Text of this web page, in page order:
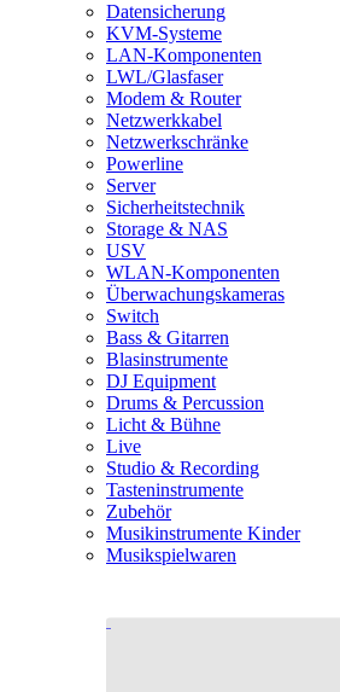
Datensicherung
KVM-Systeme
LAN-Komponenten
LWL/Glasfaser
Modem & Router
Netzwerkkabel
Netzwerkschränke
Powerline
Server
Sicherheitstechnik
Storage & NAS
USV
WLAN-Komponenten
Überwachungskameras
Switch
Bass & Gitarren
Blasinstrumente
DJ Equipment
Drums & Percussion
Licht & Bühne
Live
Studio & Recording
Tasteninstrumente
Zubehör
Musikinstrumente Kinder
Musikspielwaren